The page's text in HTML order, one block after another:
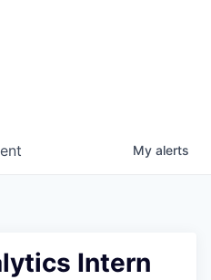
My alerts
Intern